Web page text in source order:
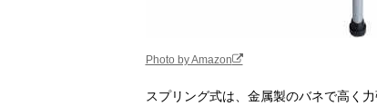
Photo by Amazon
スプリング式は、金属製のバネで高く